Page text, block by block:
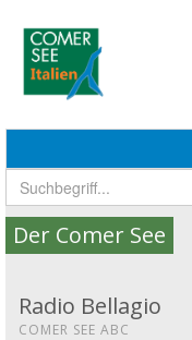
Der Comer See
Radio Bellagio
COMER SEE ABC